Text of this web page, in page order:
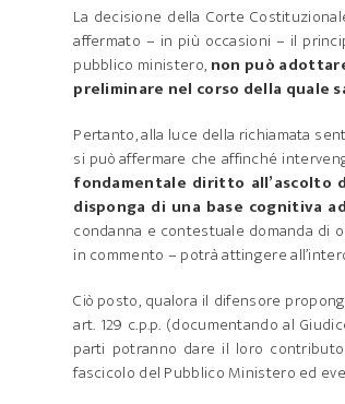
La decisione della Corte
affermato – in più occasioni – il
pubblico ministero, non può
preliminare nel corso della
Pertanto, alla luce della richiamata
si può affermare che affinché
fondamentale diritto all’ascolto
disponga di una base cognitiva
condanna e contestuale domanda di
in commento – potrà attingere
Ciò posto, qualora il difensore
art. 129 c.p.p. (documentando al
parti potranno dare il loro
fascicolo del Pubblico Ministero ed